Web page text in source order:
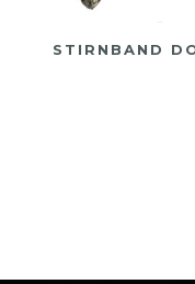
STIRNBAND